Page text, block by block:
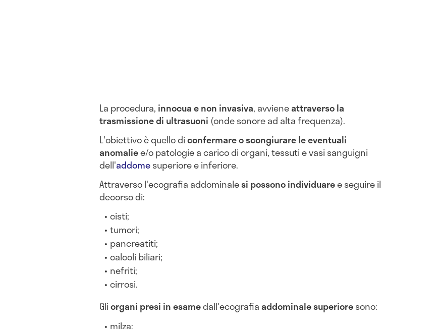
La procedura, innocua e non invasiva, avvieneattraverso la
trasmissione di ultrasuoni (onde sonore ad alta frequenza).
L'obiettivo è quello diconfermare o scongiurare le eventuali
anomaliee/o patologie a carico di organi, tessuti e vasi sanguigni
dell'addomesuperiore e inferiore.
Attraverso l'ecografia addominalesi possono individuaree seguire il
decorso di:
cisti;
tumori;
pancreatiti;
calcoli biliari;
nefriti;
cirrosi.
Gliorgani presi in esamedall'ecografiaaddominale superioresono:
milza;